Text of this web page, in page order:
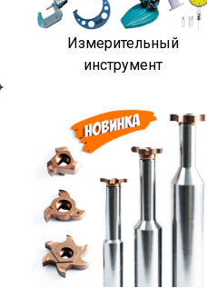
Измерительный
инструмент